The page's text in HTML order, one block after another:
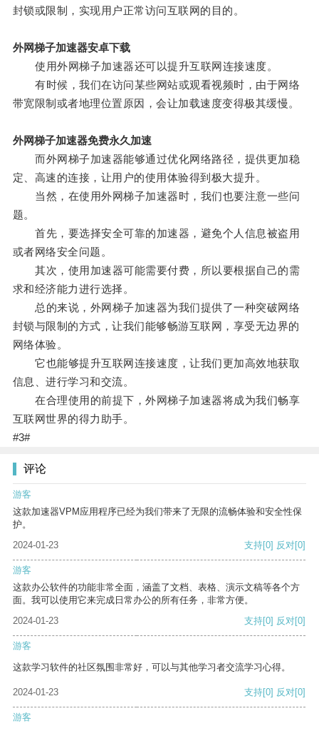
封锁或限制，实现用户正常访问互联网的目的。
外网梯子加速器安卓下载
使用外网梯子加速器还可以提升互联网连接速度。
有时候，我们在访问某些网站或观看视频时，由于网络
带宽限制或者地理位置原因，会让加载速度变得极其缓慢。
外网梯子加速器免费永久加速
而外网梯子加速器能够通过优化网络路径，提供更加稳
定、高速的连接，让用户的使用体验得到极大提升。
当然，在使用外网梯子加速器时，我们也要注意一些问
题。
首先，要选择安全可靠的加速器，避免个人信息被盗用
或者网络安全问题。
其次，使用加速器可能需要付费，所以要根据自己的需
求和经济能力进行选择。
总的来说，外网梯子加速器为我们提供了一种突破网络
封锁与限制的方式，让我们能够畅游互联网，享受无边界的
网络体验。
它也能够提升互联网连接速度，让我们更加高效地获取
信息、进行学习和交流。
在合理使用的前提下，外网梯子加速器将成为我们畅享
互联网世界的得力助手。
#3#
评论
游客
这款加速器VPM应用程序已经为我们带来了无限的流畅体验和安全性保
护。
2024-01-23
支持[0] 反对[0]
游客
这款办公软件的功能非常全面，涵盖了文档、表格、演示文稿等各个方
面。我可以使用它来完成日常办公的所有任务，非常方便。
2024-01-23
支持[0] 反对[0]
游客
这款学习软件的社区氛围非常好，可以与其他学习者交流学习心得。
2024-01-23 支持[0] 反对[0]
游客